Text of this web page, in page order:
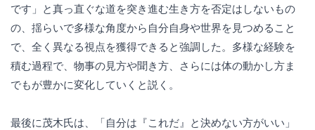
です」と真っ直ぐな道を突き進む生き方を否定はしないもの
の、揺らいで多様な角度から自分自身や世界を見つめること
で、全く異なる視点を獲得できると強調した。多様な経験を
積む過程で、物事の見方や聞き方、さらには体の動かし方ま
でもが豊かに変化していくと説く。
最後に茂木氏は、「自分は『これだ』と決めない方がいい」